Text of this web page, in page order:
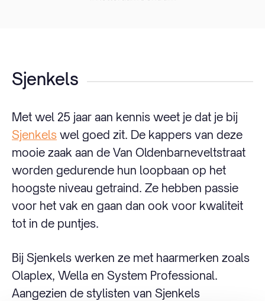
Sjenkels
Met wel 25 jaar aan kennis weet je dat je bij
Sjenkels wel goed zit. De kappers van deze
mooie zaak aan de Van Oldenbarneveltstraat
worden gedurende hun loopbaan op het
hoogste niveau getraind. Ze hebben passie
voor het vak en gaan dan ook voor kwaliteit
tot in de puntjes.
Bij Sjenkels werken ze met haarmerken zoals
Olaplex, Wella en System Professional.
Aangezien de stylisten van Sjenkels